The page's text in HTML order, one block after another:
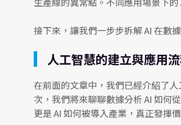
接下來，讓我們一步步拆解 AI 在數
人工智慧的建立與應用
在前面的文章中，我們已經介紹了
次，我們將來聊聊數據分析 AI 如何
更是 AI 如何被導入產業，真正發揮